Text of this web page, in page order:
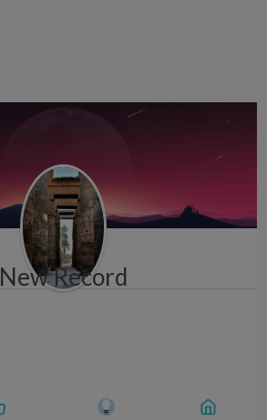
New Record